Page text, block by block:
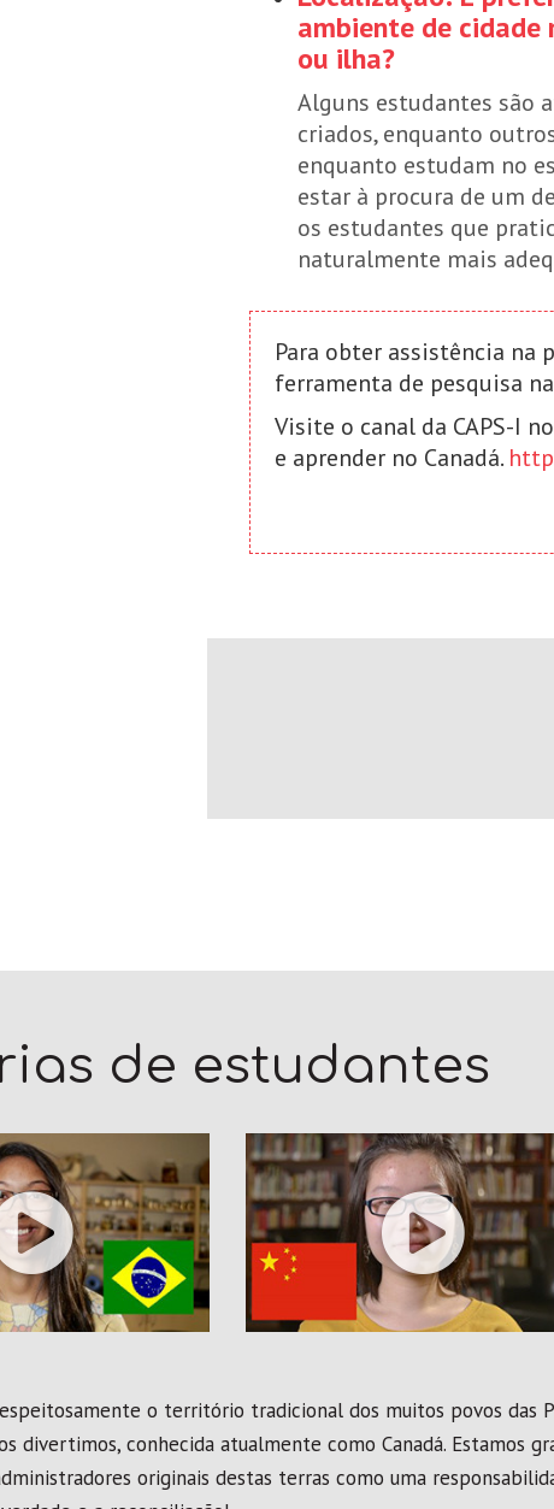
ambiente de cidade
ou ilha?
Alguns estudantes são
criados, enquanto
enquanto estudam no
estar à procura de um
os estudantes que
naturalmente mais
Para obter assistência na
ferramenta de pesquisa
Visite o canal da CAPS-I
e aprender no Canadá.
de estudantes
o território tradicional dos muitos povos
divertimos, conhecida atualmente como Canadá. Estamos
originais destas terras como uma